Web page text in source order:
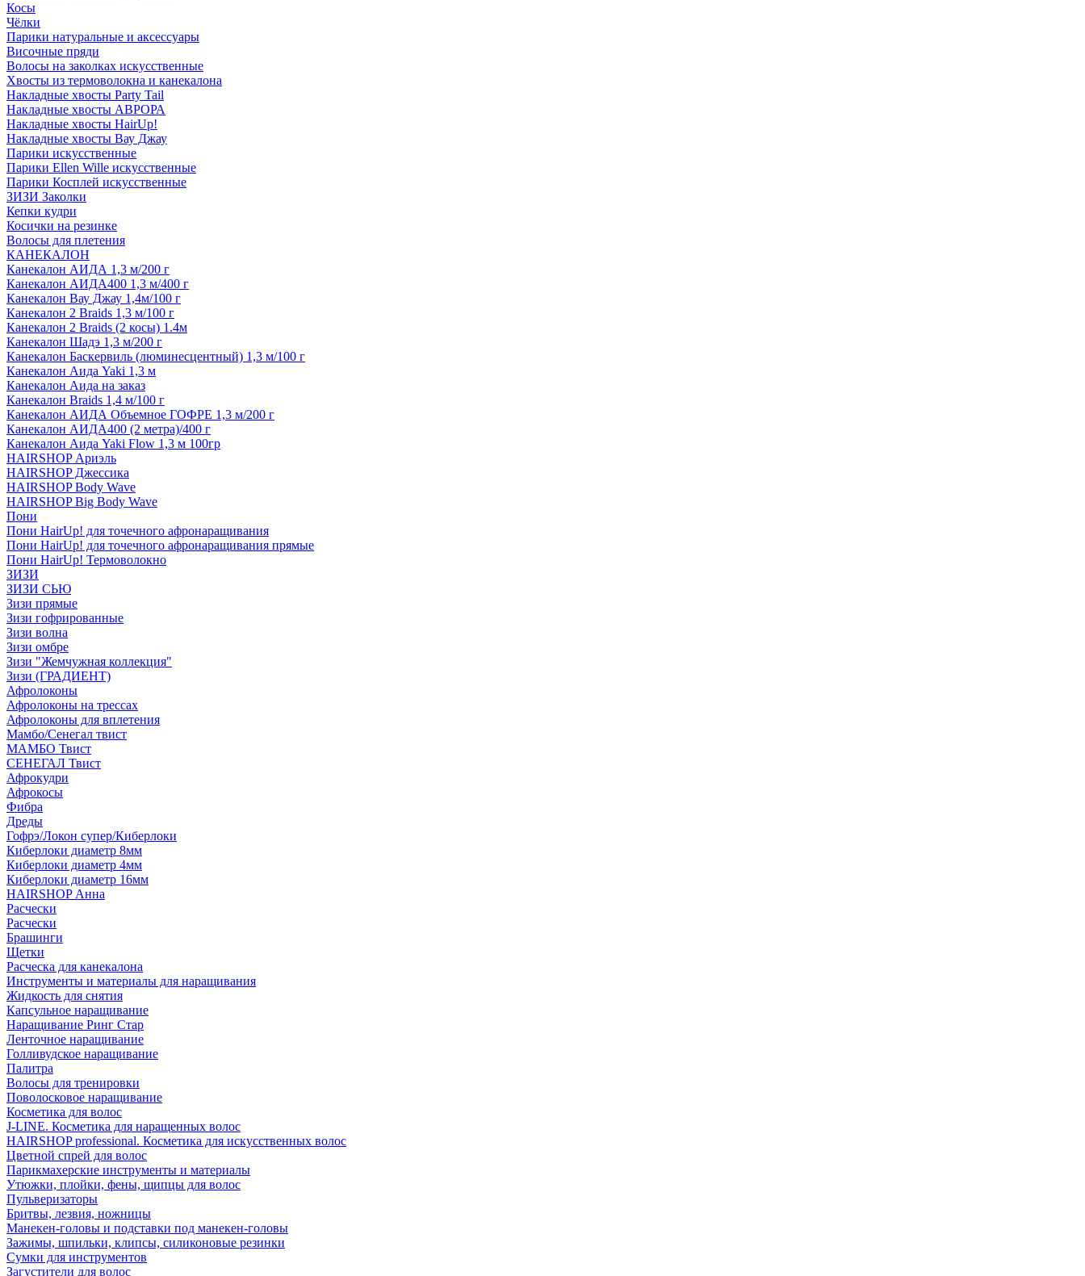
Косы
Чёлки
Парики натуральные и аксессуары
Височные пряди
Волосы на заколках искусственные
Хвосты из термоволокна и канекалона
Накладные хвосты Party Tail
Накладные хвосты АВРОРА
Накладные хвосты HairUp!
Накладные хвосты Вау Джау
Парики искусственные
Парики Ellen Wille искусственные
Парики Косплей искусственные
ЗИЗИ Заколки
Кепки кудри
Косички на резинке
Волосы для плетения
КАНЕКАЛОН
Канекалон АИДА 1,3 м/200 г
Канекалон АИДА400 1,3 м/400 г
Канекалон Вау Джау 1,4м/100 г
Канекалон 2 Braids 1,3 м/100 г
Канекалон 2 Braids (2 косы) 1.4м
Канекалон Шадэ 1,3 м/200 г
Канекалон Баскервиль (люминесцентный) 1,3 м/100 г
Канекалон Аида Yaki 1,3 м
Канекалон Аида на заказ
Канекалон Braids 1,4 м/100 г
Канекалон АИДА Объемное ГОФРЕ 1,3 м/200 г
Канекалон АИДА400 (2 метра)/400 г
Канекалон Аида Yaki Flow 1,3 м 100гр
HAIRSHOP Ариэль
HAIRSHOP Джессика
HAIRSHOP Body Wave
HAIRSHOP Big Body Wave
Пони
Пони HairUp! для точечного афронаращивания
Пони HairUp! для точечного афронаращивания прямые
Пони HairUp! Термоволокно
ЗИЗИ
ЗИЗИ СЬЮ
Зизи прямые
Зизи гофрированные
Зизи волна
Зизи омбре
Зизи "Жемчужная коллекция"
Зизи (ГРАДИЕНТ)
Афролоконы
Афролоконы на трессах
Афролоконы для вплетения
Мамбо/Сенегал твист
МАМБО Твист
СЕНЕГАЛ Твист
Афрокудри
Афрокосы
Фибра
Дреды
Гофрэ/Локон супер/Киберлоки
Киберлоки диаметр 8мм
Киберлоки диаметр 4мм
Киберлоки диаметр 16мм
HAIRSHOP Анна
Расчески
Расчески
Брашинги
Щетки
Расческа для канекалона
Инструменты и материалы для наращивания
Жидкость для снятия
Капсульное наращивание
Наращивание Ринг Стар
Ленточное наращивание
Голливудское наращивание
Палитра
Волосы для тренировки
Поволосковое наращивание
Косметика для волос
J-LINE. Косметика для наращенных волос
HAIRSHOP professional. Косметика для искусственных волос
Цветной спрей для волос
Парикмахерские инструменты и материалы
Утюжки, плойки, фены, щипцы для волос
Пульверизаторы
Бритвы, лезвия, ножницы
Манекен-головы и подставки под манекен-головы
Зажимы, шпильки, клипсы, силиконовые резинки
Сумки для инструментов
Загустители для волос